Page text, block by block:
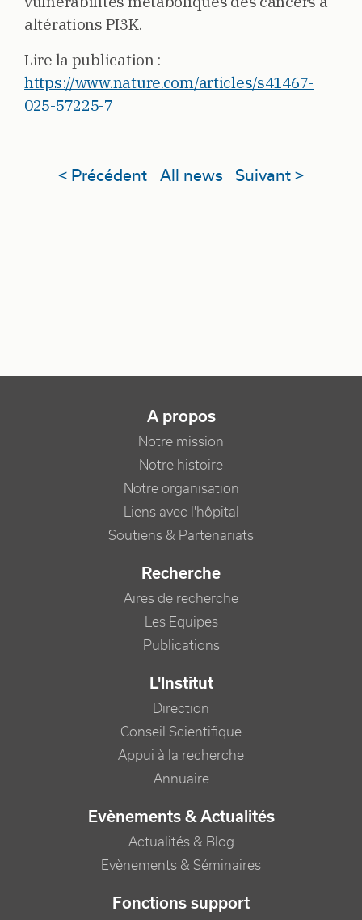
altérations PI3K.
Lire la publication :
https://www.nature.com/articles/s41467-
025-57225-7
< Précédent All news Suivant >
NAVIGATION PRINCIPALE
A propos
Notre mission
Notre histoire
Notre organisation
Liens avec l'hôpital
Soutiens & Partenariats
Recherche
Aires de recherche
Les Equipes
Publications
L'Institut
Direction
Conseil Scientifique
Appui à la recherche
Annuaire
Evènements & Actualités
Actualités & Blog
Evènements & Séminaires
Fonctions support